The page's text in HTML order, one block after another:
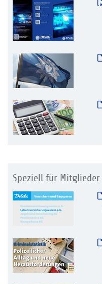
Speziell für Mitglieder